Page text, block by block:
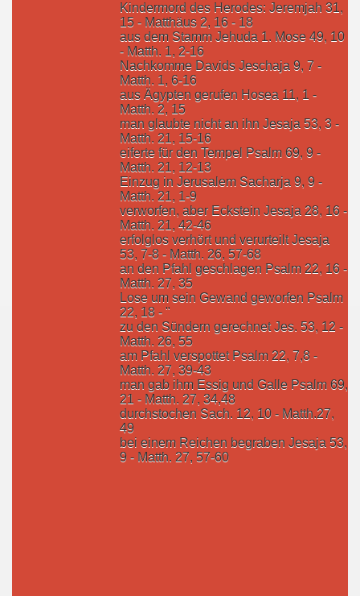
Kindermord des Herodes: Jeremjah 31,
15 - Matthäus 2, 16 - 18
aus dem Stamm Jehuda 1. Mose 49, 10
- Matth. 1, 2-16
Nachkomme Davids Jeschaja 9, 7 -
Matth. 1, 6-16
aus Ägypten gerufen Hosea 11, 1 -
Matth. 2, 15
man glaubte nicht an ihn Jesaja 53, 3 -
Matth. 21, 15-16
eiferte für den Tempel Psalm 69, 9 -
Matth. 21, 12-13
Einzug in Jerusalem Sacharja 9, 9 -
Matth. 21, 1-9
verworfen, aber Eckstein Jesaja 28, 16 -
Matth. 21, 42-46
erfolglos verhört und verurteilt Jesaja
53, 7-8 - Matth. 26, 57-68
an den Pfahl geschlagen Psalm 22, 16 -
Matth. 27, 35
Lose um sein Gewand geworfen Psalm
22, 18 - "
zu den Sündern gerechnet Jes. 53, 12 -
Matth. 26, 55
am Pfahl verspottet Psalm 22, 7,8 -
Matth. 27, 39-43
man gab ihm Essig und Galle Psalm 69,
21 - Matth. 27, 34,48
durchstochen Sach. 12, 10 - Matth.27,
49
bei einem Reichen begraben Jesaja 53,
9 - Matth. 27, 57-60